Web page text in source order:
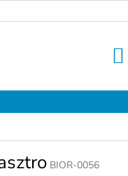
JOGI
BIOR-0056